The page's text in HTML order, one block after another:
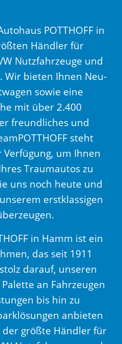
POTTHOFF in
Händler für
Nutzfahrzeuge und
Wir bieten Ihnen Neu-
sowie eine
mit über 2.400
freundliches und
steht
um Ihnen
Traumautos zu
uns noch heute und
erstklassigen
in Hamm ist ein
das seit 1911
darauf, unseren
an Fahrzeugen
bis hin zu
anbieten
größte Händler für